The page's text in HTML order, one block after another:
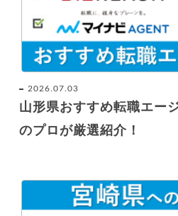
2026.07.03
山形県おすすめ転職エー
のプロが厳選紹介！